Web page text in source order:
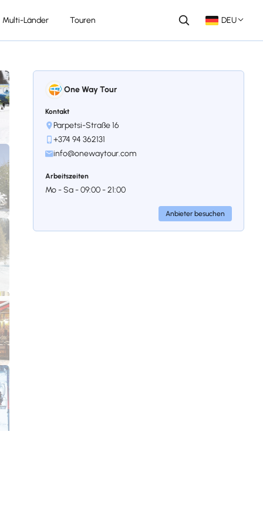
Multi-Länder Touren DEU
One Way Tour
Kontakt
Parpetsi-Straße 16
+374 94 362131
info@onewaytour.com
Arbeitszeiten
Mo - Sa - 09:00 - 21:00
Anbieter besuchen